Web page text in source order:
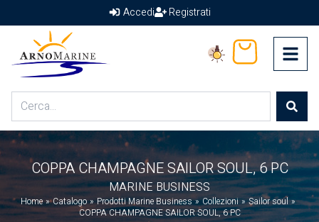
Accedi Registrati
Home
Shop
Chi Siamo
Termini & Condizioni
Contatti
Carrello
COPPA CHAMPAGNE SAILOR SOUL, 6 PC
MARINE BUSINESS
Home » Catalogo » Prodotti Marine Business » Collezioni » Sailor soul »
COPPA CHAMPAGNE SAILOR SOUL, 6 PC